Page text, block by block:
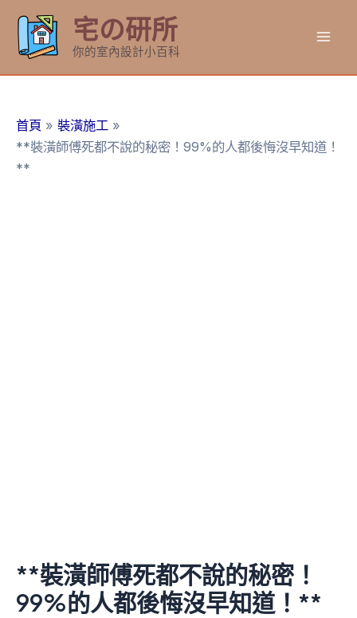
要
宅の研所
你的室內設計小百科
首頁
裝潢施工
**裝潢師傅死都不說的秘密！99%的人都後悔沒早知道！
**
**裝潢師傅死都不說的秘密！
99%的人都後悔沒早知道！**